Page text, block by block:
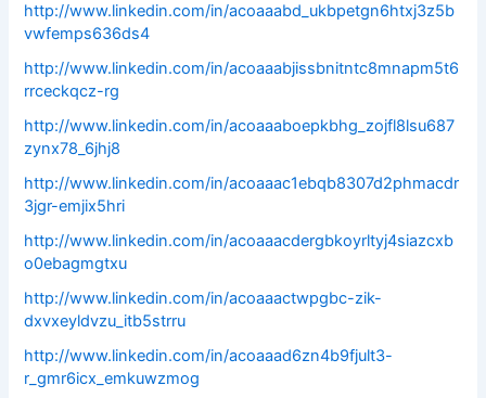
http://www.linkedin.com/in/acoaaabd_ukbpetgn6htxj3z5b
vwfemps636ds4
http://www.linkedin.com/in/acoaaabjissbnitntc8mnapm5t6
rrceckqcz-rg
http://www.linkedin.com/in/acoaaaboepkbhg_zojfl8lsu687
zynx78_6jhj8
http://www.linkedin.com/in/acoaaac1ebqb8307d2phmacdr
3jgr-emjix5hri
http://www.linkedin.com/in/acoaaacdergbkoyrltyj4siazcxb
o0ebagmgtxu
http://www.linkedin.com/in/acoaaactwpgbc-zik-
dxvxeyldvzu_itb5strru
http://www.linkedin.com/in/acoaaad6zn4b9fjult3-
r_gmr6icx_emkuwzmog